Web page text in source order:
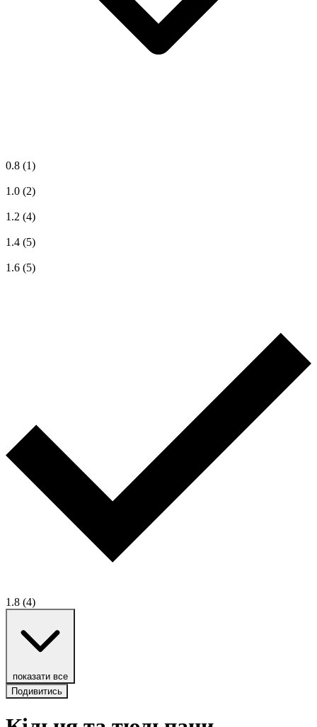
0.8 (1)
1.0 (2)
1.2 (4)
1.4 (5)
1.6 (5)
1.8 (4)
показати все
Подивитись